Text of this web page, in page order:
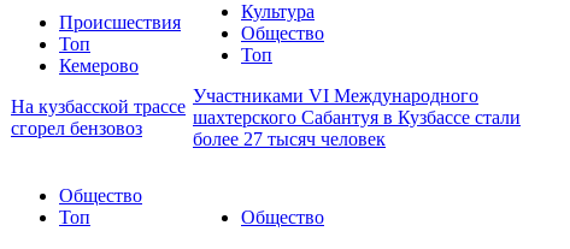
Происшествия
Топ
Кемерово
На кузбасской трассе
сгорел бензовоз
Культура
Общество
Топ
Участниками VI Международного
шахтерского Сабантуя в Кузбассе стали
более 27 тысяч человек
Общество
Топ
Общество